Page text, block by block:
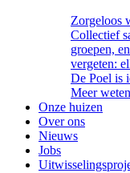
Zorgeloos
Collectief
groepen,
vergeten:
De Poel is
Meer weten
Onze huizen
Over ons
Nieuws
Jobs